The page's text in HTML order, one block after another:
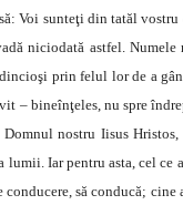
Voi sunteţi din tatăl
niciodată astfel.
prin felul lor de a
– bineînţeles, nu spre
nostru Iisus
lumii. Iar pentru asta, cel ce
conducere, să conducă;